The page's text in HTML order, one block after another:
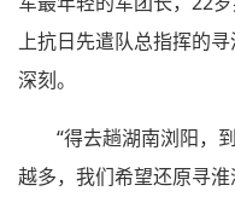
上抗日先遣队总指挥的
深刻。
“得去趟湖南浏阳，
越多，我们希望还原寻淮